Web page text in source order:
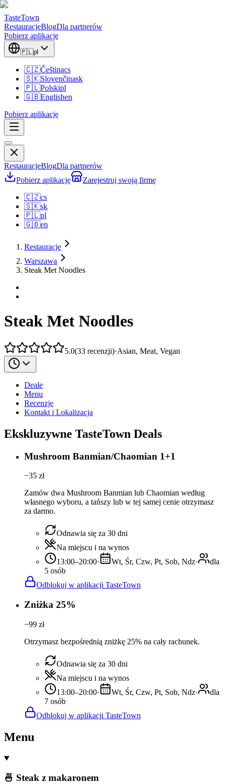
TasteTown
RestauracjeBlogDla partnerów
Pobierz aplikację
🇵🇱pl
🇨🇿Češtinacs
🇸🇰Slovenčinask
🇵🇱Polskipl
🇬🇧Englishen
Pobierz aplikację
RestauracjeBlogDla partnerów
Pobierz aplikację
Zarejestruj swoją firmę
🇨🇿cs
🇸🇰sk
🇵🇱pl
🇬🇧en
Restauracje
Warszawa
Steak Met Noodles
Steak Met Noodles
5.0(33 recenzji)·Asian, Meat, Vegan
Deale
Menu
Recenzje
Kontakt i Lokalizacja
Ekskluzywne TasteTown Deals
Mushroom Banmian/Chaomian 1+1
−35 zł
Zamów dwa Mushroom Banmian lub Chaomian według
własnego wyboru, a tańszy lub w tej samej cenie otrzymasz
za darmo.
Odnawia się za 30 dni
Na miejscu i na wynos
13:00–20:00· Wt, Śr, Czw, Pt, Sob, Ndz·
dla
5 osób
Odblokuj w aplikacji TasteTown
Zniżka 25%
−99 zł
Otrzymasz bezpośrednią zniżkę 25% na cały rachunek.
Odnawia się za 30 dni
Na miejscu i na wynos
13:00–20:00· Wt, Śr, Czw, Pt, Sob, Ndz·
dla
7 osób
Odblokuj w aplikacji TasteTown
Menu
🍜 Steak z makaronem